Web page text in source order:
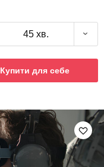
45 хв.
Купити для себе